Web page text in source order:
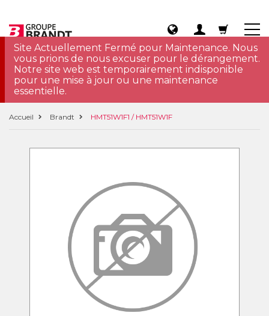
Site Actuellement Fermé pour Maintenance. Nous
vous prions de nous excuser pour le dérangement.
Notre site web est temporairement indisponible
pour une mise à jour ou une maintenance
essentielle.
Accueil Brandt HMT51W1F1 / HMT51W1F